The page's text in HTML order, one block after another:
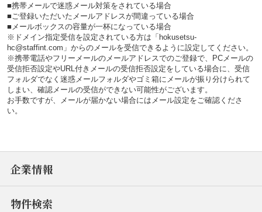
■携帯メールで迷惑メール対策をされている場合
■ご登録いただいたメールアドレスが間違っている場合
■メールボックスの容量が一杯になっている場合
※ドメイン指定受信を設定されている方は「hokusetsu-
hc@staffint.com」からのメールを受信できるように設定してください。
※携帯電話やフリーメールのメールアドレスでのご登録で、PCメールの
受信拒否設定やURL付きメールの受信拒否設定をしている場合に、受信
フォルダでなく迷惑メールフォルダやゴミ箱にメールが振り分けられて
しまい、確認メールの受信ができない可能性がございます。
お手数ですが、メールが届かない場合にはメール設定をご確認くださ
い。
企業情報
物件検索